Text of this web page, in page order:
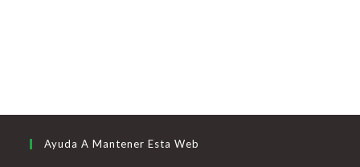
Ayuda A Mantener Esta Web